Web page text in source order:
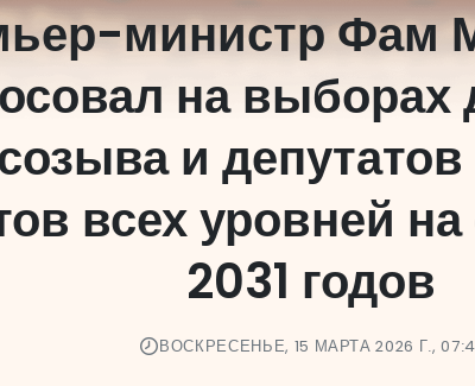
министр Фам
на выборах
и
всех уровней
2031 годов
ВОСКРЕСЕНЬЕ, 15 МАРТА 2026 Г.,